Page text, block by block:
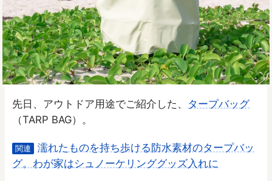
先日、アウトドア用途でご紹介した、 タープバッグ
（TARP BAG）。
関連
濡れたものを持ち歩ける防水素材のタープバッ
グ。わが家はシュノーケリンググッズ入れに